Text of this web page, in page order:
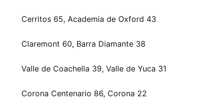
Cerritos 65, Academia de Oxford 43
Claremont 60, Barra Diamante 38
Valle de Coachella 39, Valle de Yuca 31
Corona Centenario 86, Corona 22